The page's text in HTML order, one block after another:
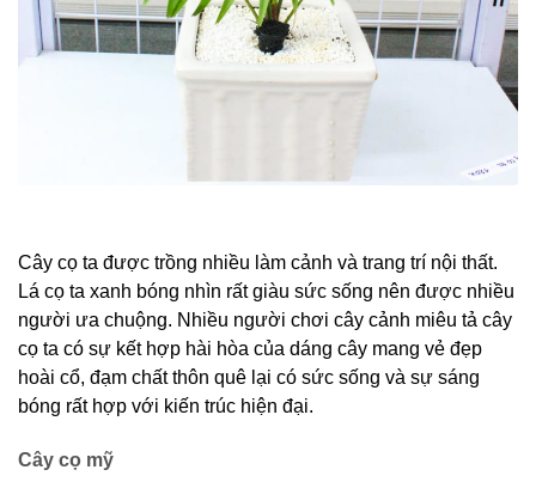
Cây cọ ta được trồng nhiều làm cảnh và trang trí nội thất.
Lá cọ ta xanh bóng nhìn rất giàu sức sống nên được nhiều
người ưa chuộng. Nhiều người chơi cây cảnh miêu tả cây
cọ ta có sự kết hợp hài hòa của dáng cây mang vẻ đẹp
hoài cổ, đạm chất thôn quê lại có sức sống và sự sáng
bóng rất hợp với kiến trúc hiện đại.
Cây cọ mỹ